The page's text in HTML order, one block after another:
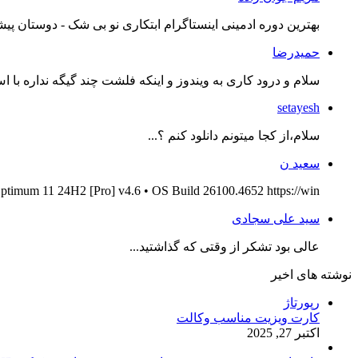
بهترین دوره ادمینی اینستاگرام ابتکاری نو بی شک - دوستان
حمیدرضا
سلام و درود کاری به ویندوز و اینکه فلشت چند گیگه نداره با
setayesh
سلام،از کجا میتونم دانلود کنم ؟...
سعید ن
11 24H2 [Pro] v4.6 • OS Build 26100.4652 https://win...
سید علی سجادی
عالی بود تشکر از وقتی که گذاشتید...
نوشته های اخیر
رپورتاژ
کارت ویزیت مناسب وکالت
اکتبر 27, 2025